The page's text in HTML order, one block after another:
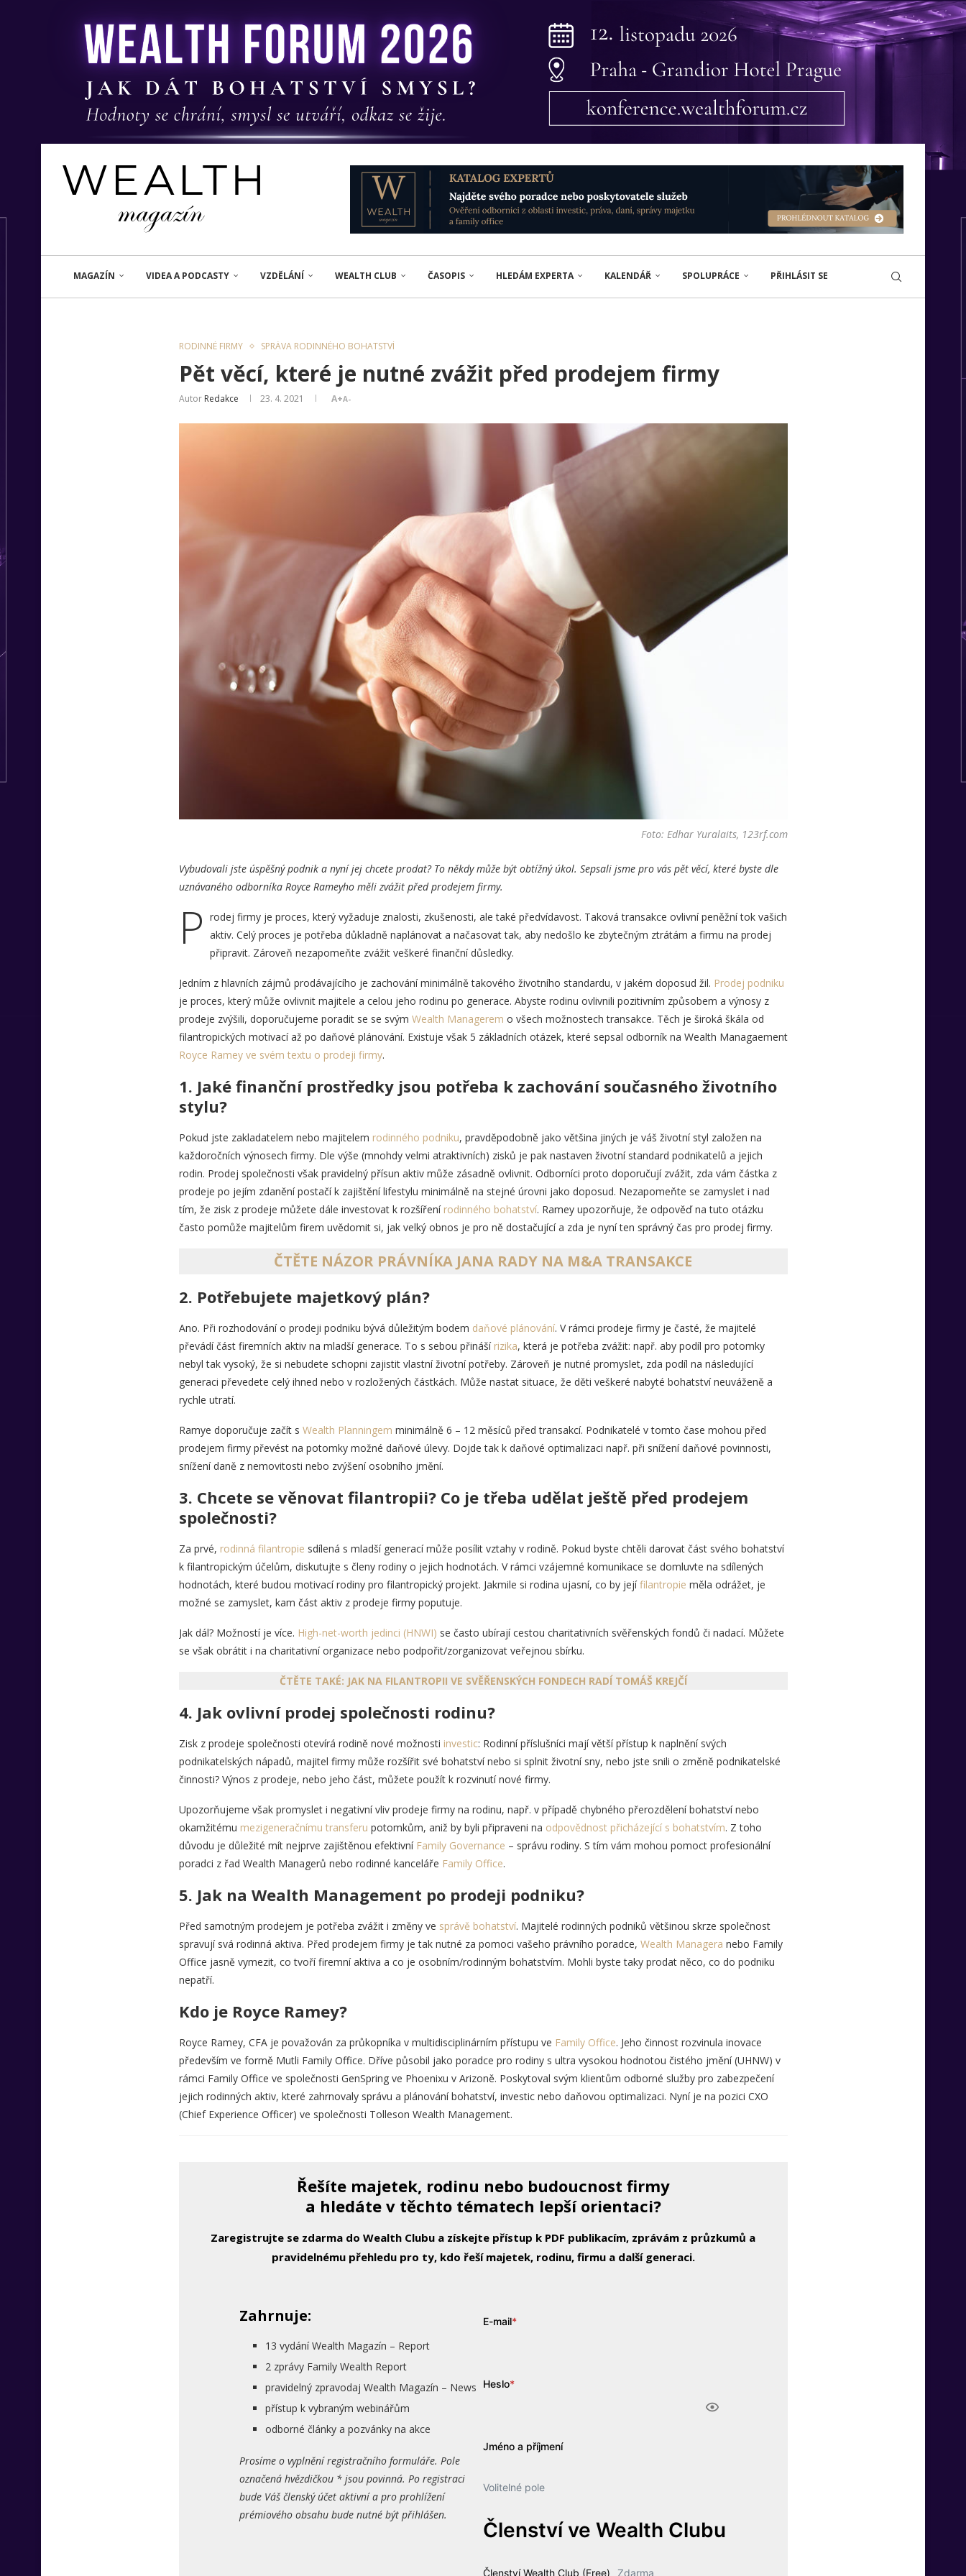
MAGAZÍN VIDEA A PODCASTY VZDĚLÁNÍ WEALTH CLUB ČASOPIS HLEDÁM EXPERTA KALENDÁŘ SPOLUPRÁCE PŘIHLÁSIT SE
RODINNÉ FIRMY SPRÁVA RODINNÉHO BOHATSTVÍ
Pět věcí, které je nutné zvážit před prodejem firmy
Autor Redakce 23. 4. 2021 A+A-
Foto: Edhar Yuralaits, 123rf.com
Vybudovali jste úspěšný podnik a nyní jej chcete prodat? To někdy může být obtížný úkol. Sepsali jsme pro vás pět věcí, které byste dle
uznávaného odborníka Royce Rameyho měli zvážit před prodejem firmy.
P rodej firmy je proces, který vyžaduje znalosti, zkušenosti, ale také předvídavost. Taková transakce ovlivní peněžní tok vašich
aktiv. Celý proces je potřeba důkladně naplánovat a načasovat tak, aby nedošlo ke zbytečným ztrátám a firmu na prodej
připravit. Zároveň nezapomeňte zvážit veškeré finanční důsledky.
Jedním z hlavních zájmů prodávajícího je zachování minimálně takového životního standardu, v jakém doposud žil. Prodej podniku
je proces, který může ovlivnit majitele a celou jeho rodinu po generace. Abyste rodinu ovlivnili pozitivním způsobem a výnosy z
prodeje zvýšili, doporučujeme poradit se se svým Wealth Managerem o všech možnostech transakce. Těch je široká škála od
filantropických motivací až po daňové plánování. Existuje však 5 základních otázek, které sepsal odborník na Wealth Managaement
Royce Ramey ve svém textu o prodeji firmy.
1. Jaké finanční prostředky jsou potřeba k zachování současného životního
stylu?
Pokud jste zakladatelem nebo majitelem rodinného podniku, pravděpodobně jako většina jiných je váš životní styl založen na
každoročních výnosech firmy. Dle výše (mnohdy velmi atraktivních) zisků je pak nastaven životní standard podnikatelů a jejich
rodin. Prodej společnosti však pravidelný přísun aktiv může zásadně ovlivnit. Odborníci proto doporučují zvážit, zda vám částka z
prodeje po jejím zdanění postačí k zajištění lifestylu minimálně na stejné úrovni jako doposud. Nezapomeňte se zamyslet i nad
tím, že zisk z prodeje můžete dále investovat k rozšíření rodinného bohatství. Ramey upozorňuje, že odpověď na tuto otázku
často pomůže majitelům firem uvědomit si, jak velký obnos je pro ně dostačující a zda je nyní ten správný čas pro prodej firmy.
ČTĚTE NÁZOR PRÁVNÍKA JANA RADY NA M&A TRANSAKCE
2. Potřebujete majetkový plán?
Ano. Při rozhodování o prodeji podniku bývá důležitým bodem daňové plánování. V rámci prodeje firmy je časté, že majitelé
převádí část firemních aktiv na mladší generace. To s sebou přináší rizika, která je potřeba zvážit: např. aby podíl pro potomky
nebyl tak vysoký, že si nebudete schopni zajistit vlastní životní potřeby. Zároveň je nutné promyslet, zda podíl na následující
generaci převedete celý ihned nebo v rozložených částkách. Může nastat situace, že děti veškeré nabyté bohatství neuváženě a
rychle utratí.
Ramye doporučuje začít s Wealth Planningem minimálně 6 – 12 měsíců před transakcí. Podnikatelé v tomto čase mohou před
prodejem firmy převést na potomky možné daňové úlevy. Dojde tak k daňové optimalizaci např. při snížení daňové povinnosti,
snížení daně z nemovitosti nebo zvýšení osobního jmění.
3. Chcete se věnovat filantropii? Co je třeba udělat ještě před prodejem
společnosti?
Za prvé, rodinná filantropie sdílená s mladší generací může posílit vztahy v rodině. Pokud byste chtěli darovat část svého bohatství
k filantropickým účelům, diskutujte s členy rodiny o jejich hodnotách. V rámci vzájemné komunikace se domluvte na sdílených
hodnotách, které budou motivací rodiny pro filantropický projekt. Jakmile si rodina ujasní, co by jejífilantropie měla odrážet, je
možné se zamyslet, kam část aktiv z prodeje firmy poputuje.
Jak dál? Možností je více. High-net-worth jedinci (HNWI) se často ubírají cestou charitativních svěřenských fondů či nadací. Můžete
se však obrátit i na charitativní organizace nebo podpořit/zorganizovat veřejnou sbírku.
ČTĚTE TAKÉ: JAK NA FILANTROPII VE SVĚŘENSKÝCH FONDECH RADÍ TOMÁŠ KREJČÍ
4. Jak ovlivní prodej společnosti rodinu?
Zisk z prodeje společnosti otevírá rodině nové možnosti investic: Rodinní příslušníci mají větší přístup k naplnění svých
podnikatelských nápadů, majitel firmy může rozšířit své bohatství nebo si splnit životní sny, nebo jste snili o změně podnikatelské
činnosti? Výnos z prodeje, nebo jeho část, můžete použít k rozvinutí nové firmy.
Upozorňujeme však promyslet i negativní vliv prodeje firmy na rodinu, např. v případě chybného přerozdělení bohatství nebo
okamžitému mezigeneračnímu transferu potomkům, aniž by byli připraveni na odpovědnost přicházející s bohatstvím. Z toho
důvodu je důležité mít nejprve zajištěnou efektivníFamily Governance – správu rodiny. S tím vám mohou pomoct profesionální
poradci z řad Wealth Managerů nebo rodinné kanceláře Family Office.
5. Jak na Wealth Management po prodeji podniku?
Před samotným prodejem je potřeba zvážit i změny ve správě bohatství. Majitelé rodinných podniků většinou skrze společnost
spravují svá rodinná aktiva. Před prodejem firmy je tak nutné za pomoci vašeho právního poradce, Wealth Managera nebo Family
Office jasně vymezit, co tvoří firemní aktiva a co je osobním/rodinným bohatstvím. Mohli byste taky prodat něco, co do podniku
nepatří.
Kdo je Royce Ramey?
Royce Ramey, CFA je považován za průkopníka v multidisciplinárním přístupu ve Family Office. Jeho činnost rozvinula inovace
především ve formě Mutli Family Office. Dříve působil jako poradce pro rodiny s ultra vysokou hodnotou čistého jmění (UHNW) v
rámci Family Office ve společnosti GenSpring ve Phoenixu v Arizoně. Poskytoval svým klientům odborné služby pro zabezpečení
jejich rodinných aktiv, které zahrnovaly správu a plánování bohatství, investic nebo daňovou optimalizaci. Nyní je na pozici CXO
(Chief Experience Officer) ve společnosti Tolleson Wealth Management.
Řešíte majetek, rodinu nebo budoucnost firmy
a hledáte v těchto tématech lepší orientaci?
Zaregistrujte se zdarma do Wealth Clubu a získejte přístup k PDF publikacím, zprávám z průzkumů a
pravidelnému přehledu pro ty, kdo řeší majetek, rodinu, firmu a další generaci.
Zahrnuje:
13 vydání Wealth Magazín – Report
2 zprávy Family Wealth Report
pravidelný zpravodaj Wealth Magazín – News
přístup k vybraným webinářům
odborné články a pozvánky na akce
Prosíme o vyplnění registračního formuláře. Pole
označená hvězdičkou * jsou povinná. Po registraci
bude Váš členský účet aktivní a pro prohlížení
prémiového obsahu bude nutné být přihlášen.
E-mail*
Heslo*
Jméno a příjmení
Volitelné pole
Členství ve Wealth Clubu
Členství Wealth Club (Free) Zdarma